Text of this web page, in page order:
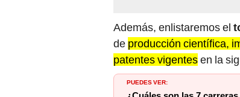
Además, enlistaremos el
de producción científica,
patentes vigentesen la
PUEDES VER: